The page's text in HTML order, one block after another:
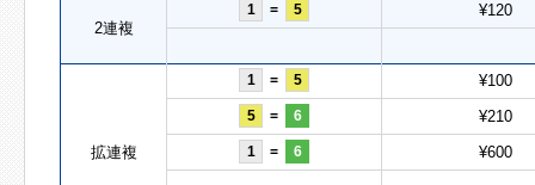
2連複
1 = 5 ¥120
拡連複
1 = 5 ¥100
5 = 6 ¥210
1 = 6 ¥600